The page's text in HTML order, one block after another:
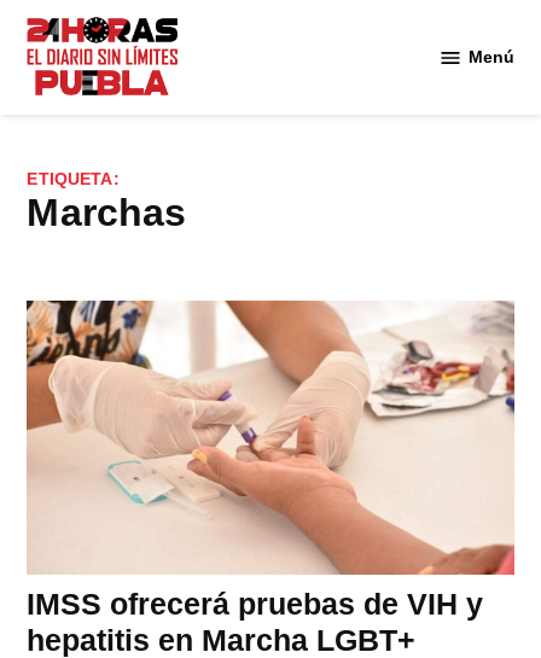
Saltar
contenido
Menú
ETIQUETA:
Marchas
IMSS ofrecerá pruebas de VIH y
hepatitis en Marcha LGBT+